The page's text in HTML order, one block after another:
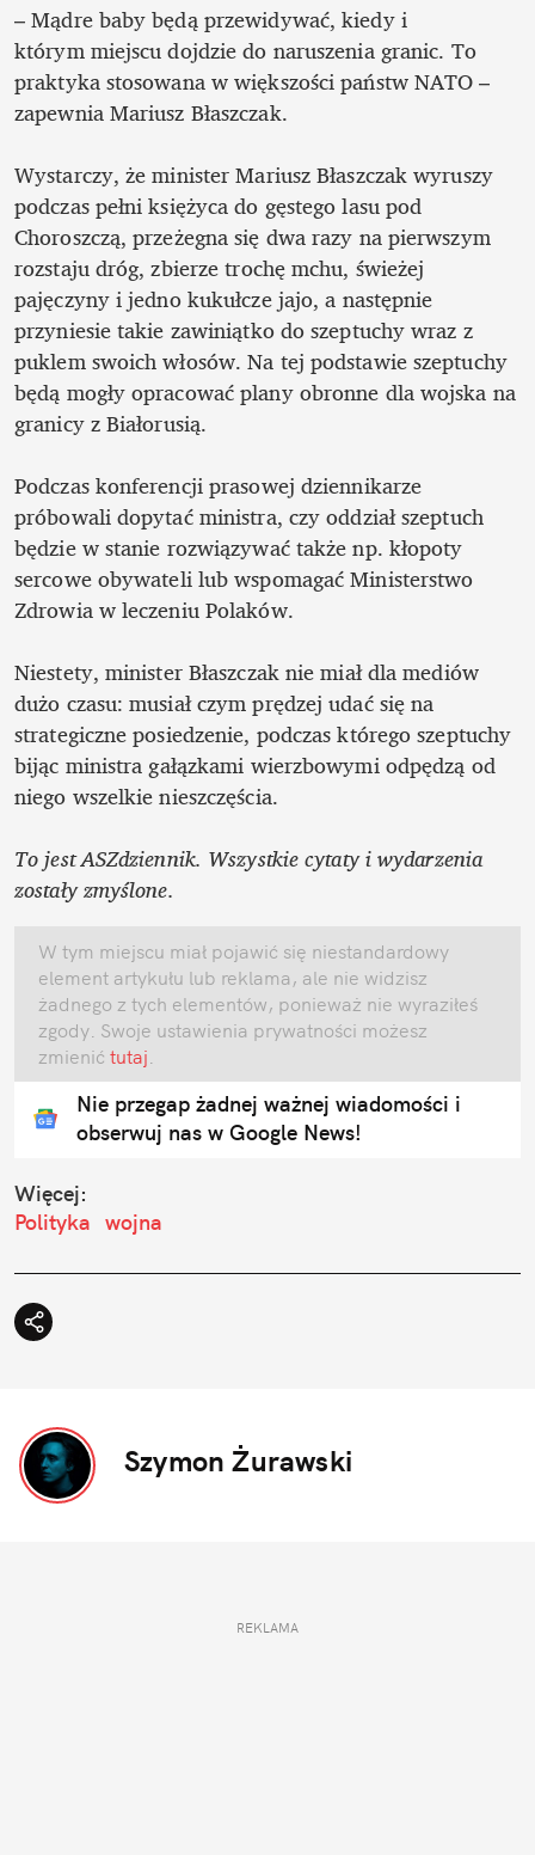
– Mądre baby będą przewidywać, kiedy i
którym miejscu dojdzie do naruszenia granic. To
praktyka stosowana w większości państw NATO –
zapewnia Mariusz Błaszczak.
Wystarczy, że minister Mariusz Błaszczak wyruszy
podczas pełni księżyca do gęstego lasu pod
Choroszczą, przeżegna się dwa razy na pierwszym
rozstaju dróg, zbierze trochę mchu, świeżej
pajęczyny i jedno kukułcze jajo, a następnie
przyniesie takie zawiniątko do szeptuchy wraz z
puklem swoich włosów. Na tej podstawie szeptuchy
będą mogły opracować plany obronne dla wojska na
granicy z Białorusią.
Podczas konferencji prasowej dziennikarze
próbowali dopytać ministra, czy oddział szeptuch
będzie w stanie rozwiązywać także np. kłopoty
sercowe obywateli lub wspomagać Ministerstwo
Zdrowia w leczeniu Polaków.
Niestety, minister Błaszczak nie miał dla mediów
dużo czasu: musiał czym prędzej udać się na
strategiczne posiedzenie, podczas którego szeptuchy
bijąc ministra gałązkami wierzbowymi odpędzą od
niego wszelkie nieszczęścia.
To jest ASZdziennik. Wszystkie cytaty i wydarzenia
zostały zmyślone.
W tym miejscu miał pojawić się niestandardowy
element artykułu lub reklama, ale nie widzisz
żadnego z tych elementów, ponieważ nie wyraziłeś
zgody. Swoje ustawienia prywatności możesz
zmienić tutaj.
Nie przegap żadnej ważnej wiadomości i
obserwuj nas w Google News!
Więcej:
Polityka wojna
Szymon Żurawski
REKLAMA